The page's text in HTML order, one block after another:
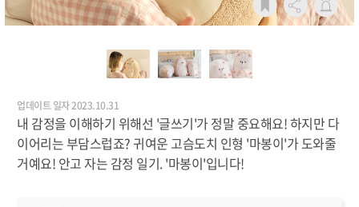
업데이트 일자 2023.10.31
내 감정을 이해하기 위해선 '글쓰기'가 정말 중요해요! 하지만 다
이어리는 부담스럽죠? 귀여운 고슴도치 인형 '마봉이'가 도와줄
거예요! 안고 자는 감정 일기. '마봉이'입니다!